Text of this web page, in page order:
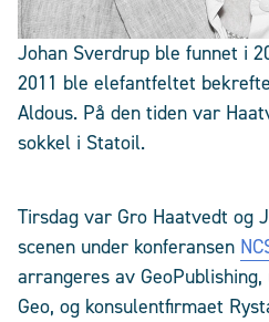
Johan Sverdrup ble funnet i
2011 ble elefantfeltet
Aldous. På den tiden var
sokkel i Statoil.
Tirsdag var Gro Haatvedt og
scenen under konferansen
arrangeres av
Geo, og konsulentfirmaet